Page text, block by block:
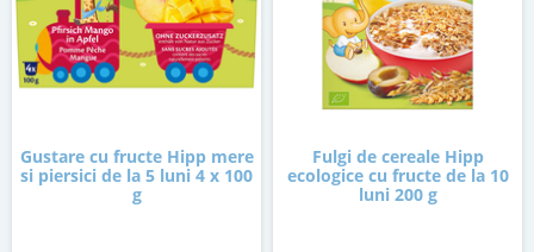
Gustare cu fructe Hipp mere
si piersici de la 5 luni 4 x 100
g
Fulgi de cereale Hipp
ecologice cu fructe de la 10
luni 200 g